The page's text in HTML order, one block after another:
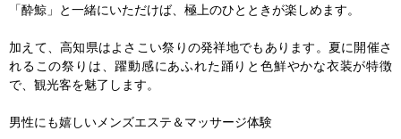
「酔鯨」と一緒にいただけば、極上のひとときが楽しめます。
加えて、高知県はよさこい祭りの発祥地でもあります。夏に開催さ
れるこの祭りは、躍動感にあふれた踊りと色鮮やかな衣装が特徴
で、観光客を魅了します。
男性にも嬉しいメンズエステ＆マッサージ体験